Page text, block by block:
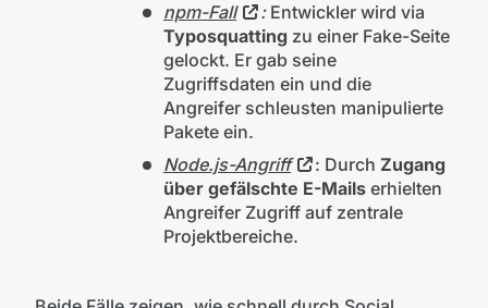
npm-Fall
:Entwickler wird via
Typosquatting zu einer Fake-Seite
gelockt. Er gab seine
Zugriffsdaten ein und die
Angreifer schleusten manipulierte
Pakete ein.
Node.js-Angriff
: Durch Zugang
über gefälschte E-Mails erhielten
Angreifer Zugriff auf zentrale
Projektbereiche.